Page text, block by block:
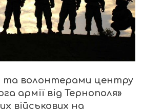
та волонтерами центру
армії від Тернополя»
військових на